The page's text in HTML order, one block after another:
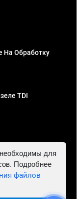
На Обработку
TDI
для
Подробнее
файлов